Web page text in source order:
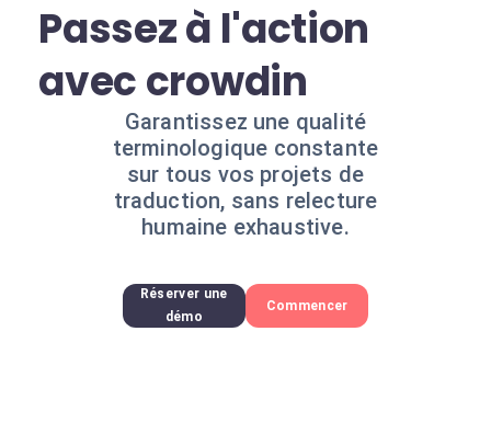
Passez à l'action
avec crowdin
Garantissez une qualité
terminologique constante
sur tous vos projets de
traduction, sans relecture
humaine exhaustive.
Réserver une
démo
Commencer